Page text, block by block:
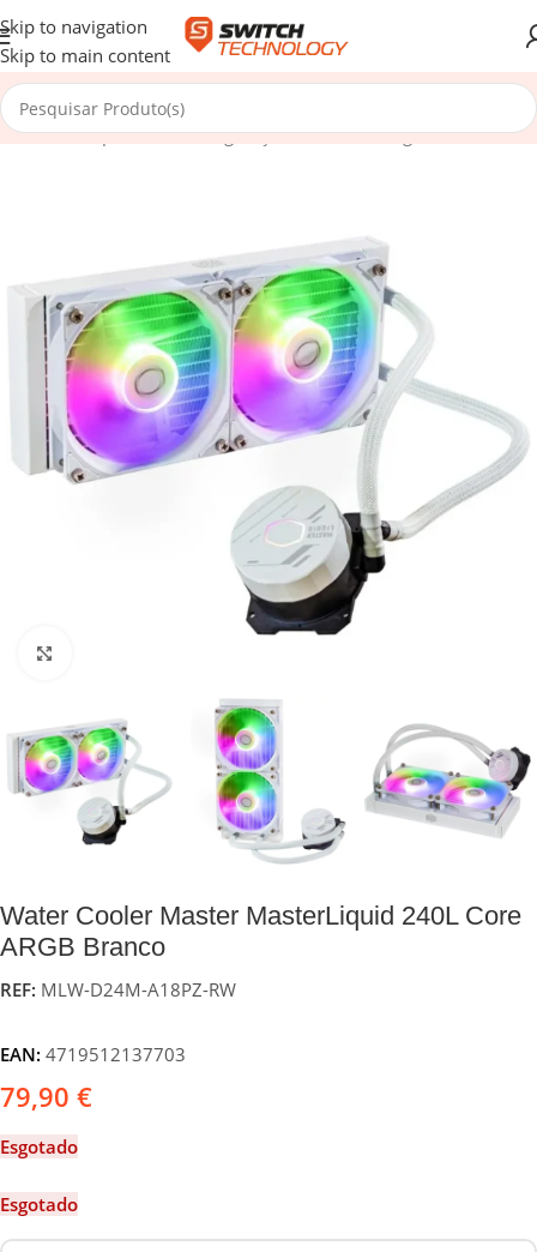
Skip to navigation
Skip to main content
Início/Componentes/Refrigeração/Water Cooling
Water Cooler Master MasterLiquid 240L Core
ARGB Branco
REF: MLW-D24M-A18PZ-RW
EAN: 4719512137703
79,90 €
Esgotado
Esgotado